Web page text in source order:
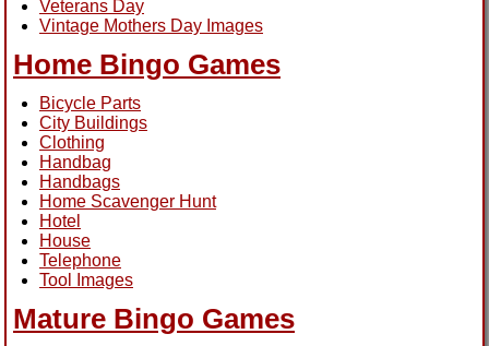
Veterans Day
Vintage Mothers Day Images
Home Bingo Games
Bicycle Parts
City Buildings
Clothing
Handbag
Handbags
Home Scavenger Hunt
Hotel
House
Telephone
Tool Images
Mature Bingo Games